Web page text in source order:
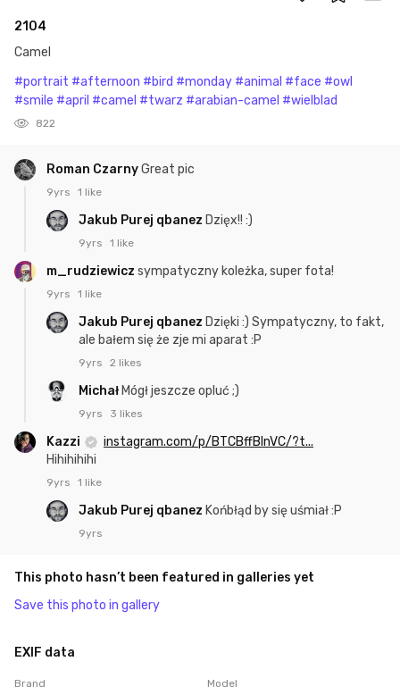
2104
Camel
#portrait #afternoon #bird #monday #animal #face #owl
#smile #april #camel #twarz #arabian-camel #wielblad
822
Roman CzarnyGreat pic
9yrs 1 like
Jakub Purej qbanez Dzięx!! :)
9yrs 1 like
m_rudziewicz sympatyczny koleżka, super fota!
9yrs 1 like
Jakub Purej qbanez Dzięki :) Sympatyczny, to fakt,
ale bałem się że zje mi aparat :P
9yrs 2 likes
Michał Mógł jeszcze opluć ;)
9yrs 3 likes
Kazzi
instagram.com/p/BTCBffBlnVC/?t...
Hihihihihi
9yrs 1 like
Jakub Purej qbanez Końbłąd by się uśmiał :P
9yrs
This photo hasn’t been featured in galleries yet
Save this photo in gallery
EXIF data
Brand Model